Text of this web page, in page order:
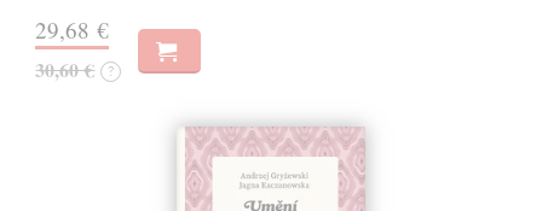
29,68 €
30,60 € ?